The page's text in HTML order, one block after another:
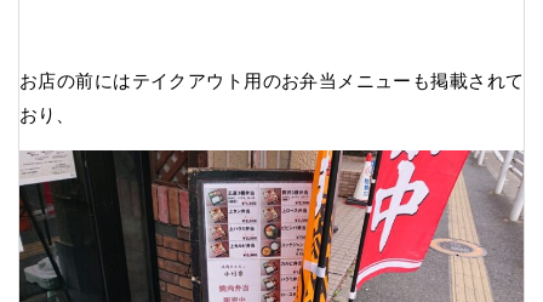
お店の前にはテイクアウト用のお弁当メニューも掲載されて
おり、